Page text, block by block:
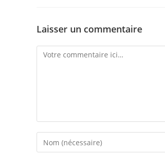
Laisser un commentaire